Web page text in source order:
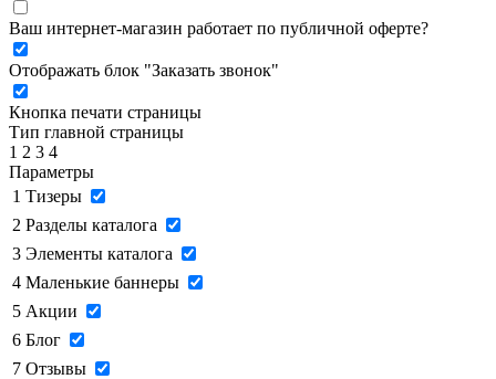
Ваш интернет-магазин работает по публичной оферте?
Отображать блок "Заказать звонок"
Кнопка печати страницы
Тип главной страницы
1 2 3 4
Параметры
1 Тизеры
2 Разделы каталога
3 Элементы каталога
4 Маленькие баннеры
5 Акции
6 Блог
7 Отзывы